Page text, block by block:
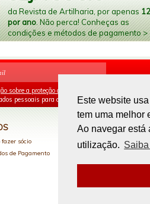
Este website
tem uma melhor
Ao navegar está
utilização.
da Revista de Artilharia, por apenas
por ano. Não perca! Conheças as
condições e métodos de pagamento >
sobre a proteção de dados
pessoais para os fins mencionados.
fazer sócio
de Pagamento
PAGAMENTOS